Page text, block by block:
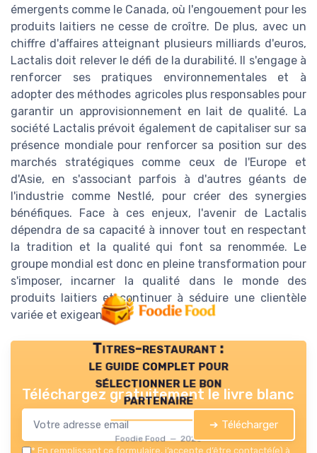
émergents comme le Canada, où l'engouement pour les
produits laitiers ne cesse de croître. De plus, avec un
chiffre d'affaires atteignant plusieurs milliards d'euros,
Lactalis doit relever le défi de la durabilité. Il s'engage à
renforcer ses pratiques environnementales et à
adopter des méthodes agricoles plus responsables pour
garantir un approvisionnement en lait de qualité. La
société Lactalis prévoit également de capitaliser sur sa
présence mondiale pour renforcer sa position sur des
marchés stratégiques comme ceux de l'Europe et
d'Asie, en s'associant parfois à d'autres géants de
l'industrie comme Nestlé, pour créer des synergies
bénéfiques. Face à ces enjeux, l'avenir de Lactalis
dépendra de sa capacité à innover tout en respectant
la tradition et la qualité qui font sa renommée. Le
groupe mondial est donc en pleine transformation pour
s'imposer, incarner la qualité dans le monde des
produits laitiers et continuer à séduire une clientèle
variée et exigeante.
Titres-restaurant :
le guide complet pour
sélectionner le bon
partenaire
Foodie Food — 2026
Téléchargez gratuitement le livre blanc
➔ Télécharger
* En remplissant ce formulaire, j’accepte d’être contacté(e) à